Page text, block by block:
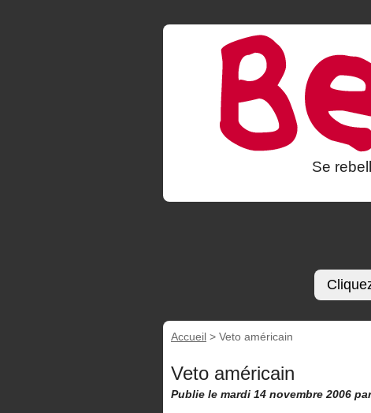
Se
Accueil > Veto américain
Veto américain
Publie le mardi 14 novembre 2006